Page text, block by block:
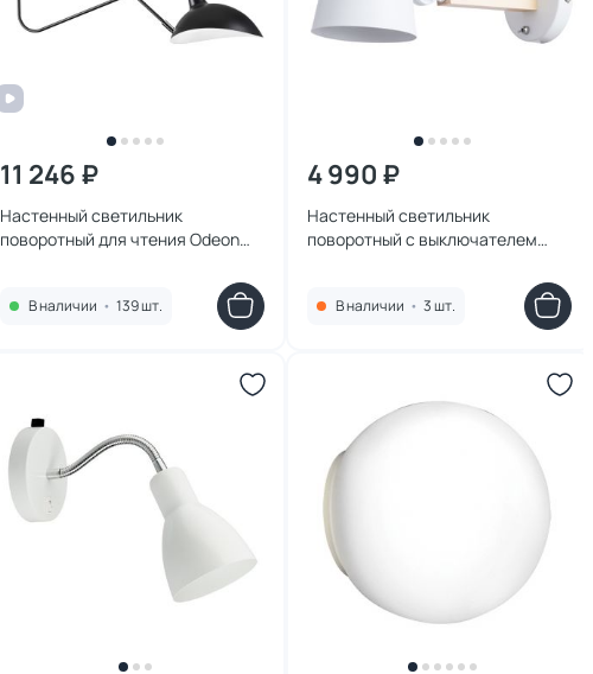
11 246 ₽
Настенный светильник
поворотный для чтения Odeon
В наличии • 139 шт.
4 990 ₽
Настенный светильник
поворотный с выключателем
В наличии • 3 шт.